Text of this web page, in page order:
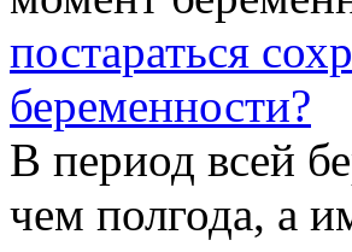
постараться
беременности?
В период всей
чем полгода, а